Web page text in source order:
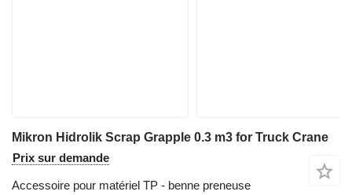
Mikron Hidrolik Scrap Grapple 0.3 m3 for Truck Crane
Prix sur demande
Accessoire pour matériel TP - benne preneuse